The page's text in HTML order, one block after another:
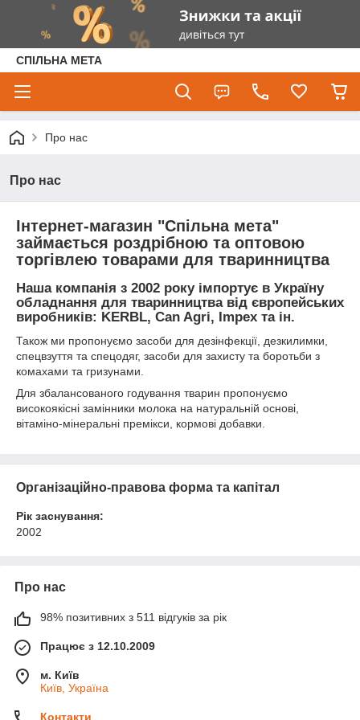
СПІЛЬНА МЕТА
Про нас
Про нас
Інтернет-магазин "Спільна мета"
займається роздрібною та оптовою
торгівлею товарами для тваринництва
Наша компанія з 2002 року імпортує в Україну
обладнання для тваринництва від європейських
виробників: KERBL, Can Agri, Impex та ін.
Також ми пропонуємо засоби для дезінфекції, дезкилимки,
спецвзуття та спецодяг, засоби для захисту та боротьби з
комахами та гризунами.
Для збалансованого годування тварин пропонуємо
високоякісні замінники молока на натуральній основі,
вітаміно-мінеральні премікси, кормові добавки.
Організаційно-правова форма та капітал
Рік заснування:
2002
Про нас
98% позитивних з 511 відгуків за рік
Працює з 12.10.2009
м. Київ
Київ, Україна
Контакти